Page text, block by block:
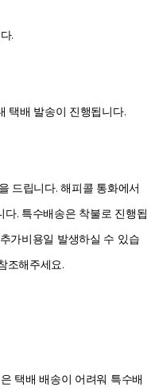
.
택배 발송이 진행됩니다.
드립니다. 해피콜 통화에서
. 특수배송은 착불로 진행됩
가비용일 발생하실 수 있습
조해주세요.
택배 배송이 어려워 특수배